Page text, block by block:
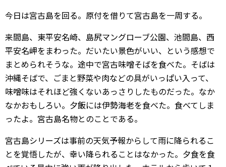
今日は宮古島を回る。原付を借りて宮古島を一周する。
来間島、東平安名崎、島尻マングローブ公園、池間島、西
平安名岬をまわった。だいたい景色がいい、という感想で
まとめられそうな。途中で宮古味噌そばを食べた。そばは
沖縄そばで、ごまと野菜や肉などの具がいっぱい入って、
味噌味はそれほど強くないあっさりしたものだった。なか
なかおもしろい。夕飯には伊勢海老を食べた。食べてしま
ったよ。宮古島名物とのことである。
宮古島シリーズは事前の天気予報からして雨に降られるこ
とを覚悟したが、幸い降られることはなかった。夕食を食